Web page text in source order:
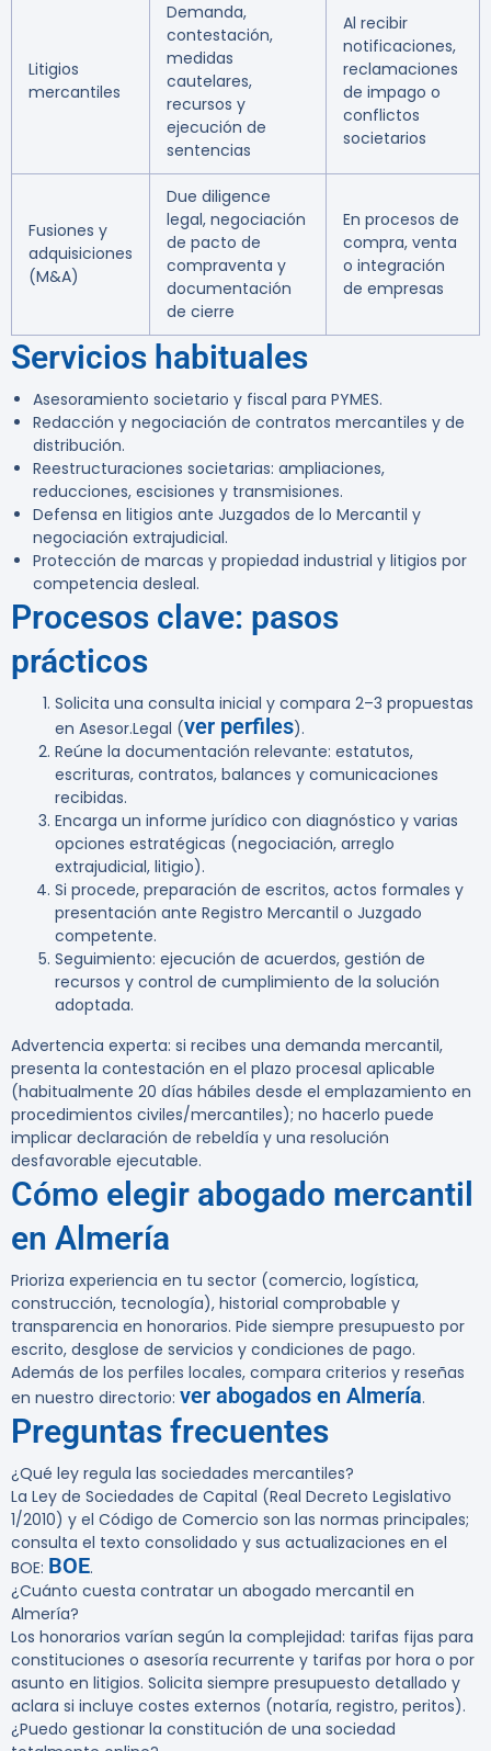
Litigios
mercantiles
Demanda,
contestación,
medidas
cautelares,
recursos y
ejecución de
sentencias
Al recibir
notificaciones,
reclamaciones
de impago o
conflictos
societarios
Fusiones y
adquisiciones
(M&A)
Due diligence
legal, negociación
de pacto de
compraventa y
documentación
de cierre
En procesos de
compra, venta
o integración
de empresas
Servicios habituales
Asesoramiento societario y fiscal para PYMES.
Redacción y negociación de contratos mercantiles y de
distribución.
Reestructuraciones societarias: ampliaciones,
reducciones, escisiones y transmisiones.
Defensa en litigios ante Juzgados de lo Mercantil y
negociación extrajudicial.
Protección de marcas y propiedad industrial y litigios por
competencia desleal.
Procesos clave: pasos
prácticos
Solicita una consulta inicial y compara 2–3 propuestas
en Asesor.Legal (ver perfiles).
Reúne la documentación relevante: estatutos,
escrituras, contratos, balances y comunicaciones
recibidas.
Encarga un informe jurídico con diagnóstico y varias
opciones estratégicas (negociación, arreglo
extrajudicial, litigio).
Si procede, preparación de escritos, actos formales y
presentación ante Registro Mercantil o Juzgado
competente.
Seguimiento: ejecución de acuerdos, gestión de
recursos y control de cumplimiento de la solución
adoptada.
Advertencia experta: si recibes una demanda mercantil,
presenta la contestación en el plazo procesal aplicable
(habitualmente 20 días hábiles desde el emplazamiento en
procedimientos civiles/mercantiles); no hacerlo puede
implicar declaración de rebeldía y una resolución
desfavorable ejecutable.
Cómo elegir abogado mercantil
en Almería
Prioriza experiencia en tu sector (comercio, logística,
construcción, tecnología), historial comprobable y
transparencia en honorarios. Pide siempre presupuesto por
escrito, desglose de servicios y condiciones de pago.
Además de los perfiles locales, compara criterios y reseñas
en nuestro directorio: ver abogados en Almería.
Preguntas frecuentes
¿Qué ley regula las sociedades mercantiles?
La Ley de Sociedades de Capital (Real Decreto Legislativo
1/2010) y el Código de Comercio son las normas principales;
consulta el texto consolidado y sus actualizaciones en el
BOE: BOE.
¿Cuánto cuesta contratar un abogado mercantil en
Almería?
Los honorarios varían según la complejidad: tarifas fijas para
constituciones o asesoría recurrente y tarifas por hora o por
asunto en litigios. Solicita siempre presupuesto detallado y
aclara si incluye costes externos (notaría, registro, peritos).
¿Puedo gestionar la constitución de una sociedad